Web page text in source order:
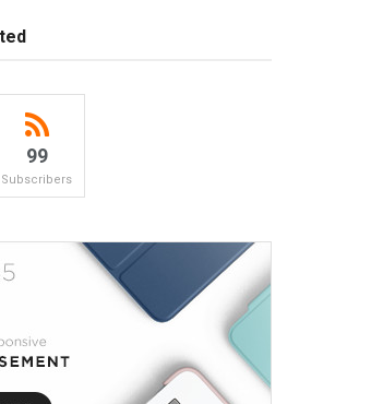
99
Subscribers